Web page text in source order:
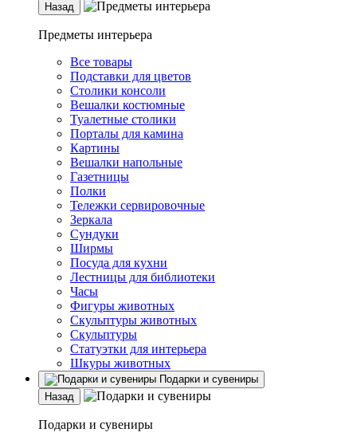
Назад
Предметы интерьера
Все товары
Подставки для цветов
Столики консоли
Вешалки костюмные
Туалетные столики
Порталы для камина
Картины
Вешалки напольные
Газетницы
Полки
Тележки сервировочные
Зеркала
Сундуки
Ширмы
Посуда для кухни
Лестницы для библиотеки
Часы
Фигуры животных
Скульптуры животных
Скульптуры
Статуэтки для интерьера
Шкуры животных
Подарки и сувениры
Назад
Подарки и сувениры